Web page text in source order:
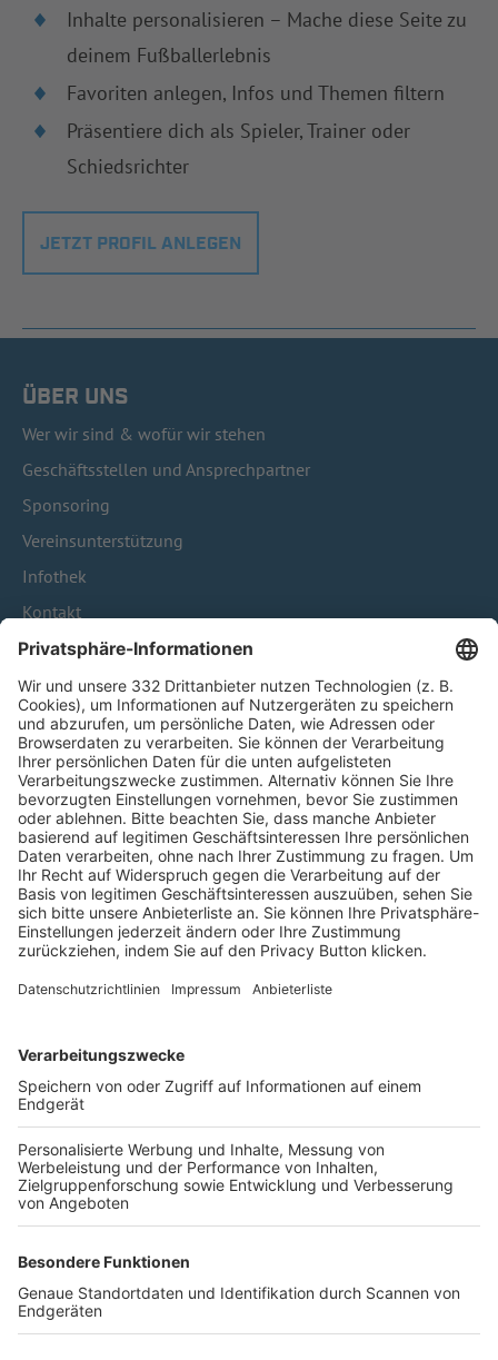
Inhalte personalisieren – Mache diese Seite zu
deinem Fußballerlebnis
Favoriten anlegen, Infos und Themen filtern
Präsentiere dich als Spieler, Trainer oder
Schiedsrichter
JETZT PROFIL ANLEGEN
ÜBER UNS
Wer wir sind & wofür wir stehen
Geschäftsstellen und Ansprechpartner
Sponsoring
Vereinsunterstützung
Infothek
Kontakt
HÄUFIG BESUCHTE SEITEN
Pässe und Vereinswechsel
Trainerausbildung
Schulungsangebot Vereinsmitarbeiter
BFV-Geschäftsstellen
Trainerbörse
Login SpielPlus
FOLGE DEM BFV
TOP-VEREINE
TOP-PARTNER